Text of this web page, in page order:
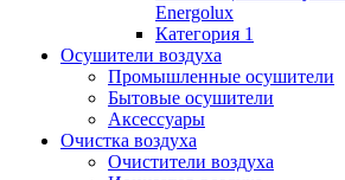
Energolux
Категория 1
Осушители воздуха
Промышленные осушители
Бытовые осушители
Аксессуары
Очистка воздуха
Очистители воздуха